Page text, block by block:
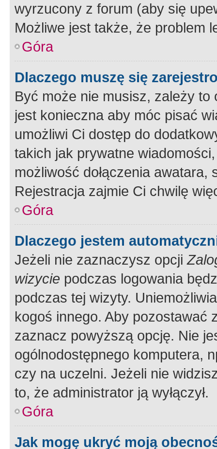
wyrzucony z forum (aby się
Możliwe jest także, że problem
Góra
Dlaczego muszę się
Być może nie musisz, zależy
jest konieczna aby móc pisać
umożliwi Ci dostęp do
takich jak prywatne
możliwość dołączenia
Rejestracja zajmie Ci chwilę
Góra
Dlaczego jestem
Jeżeli nie zaznaczysz opcji
wizycie podczas logowania
podczas tej wizyty.
kogoś innego. Aby pozostawać
zaznacz powyższą opcję. Nie
ogólnodostępnego komputera,
czy na uczelni. Jeżeli nie
to, że administrator ją wyłączył.
Góra
Jak mogę ukryć moją